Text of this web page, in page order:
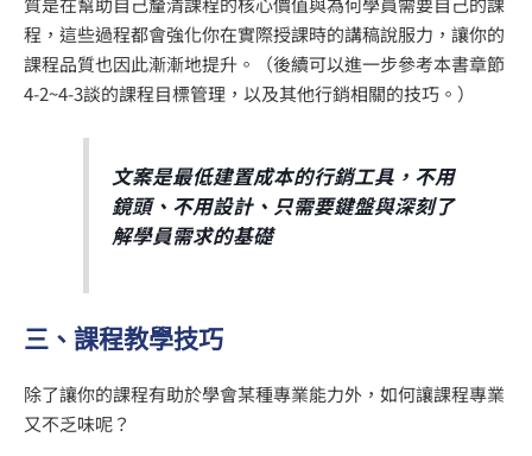
程，這些過程都會強化你在實際授課時的講稿說服力，讓你的
課程品質也因此漸漸地提升。（後續可以進一步參考本書章節
4-2~4-3談的課程目標管理，以及其他行銷相關的技巧。）
文案是最低建置成本的行銷工具，不用
鏡頭、不用設計、只需要鍵盤與深刻了
解學員需求的基礎
三、課程教學技巧
除了讓你的課程有助於學會某種專業能力外，如何讓課程專業
又不乏味呢？